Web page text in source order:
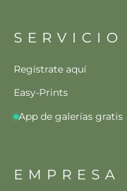
SERVICIO
Regístrate aquí
Easy-Prints
App de galerías gratis
EMPRESA